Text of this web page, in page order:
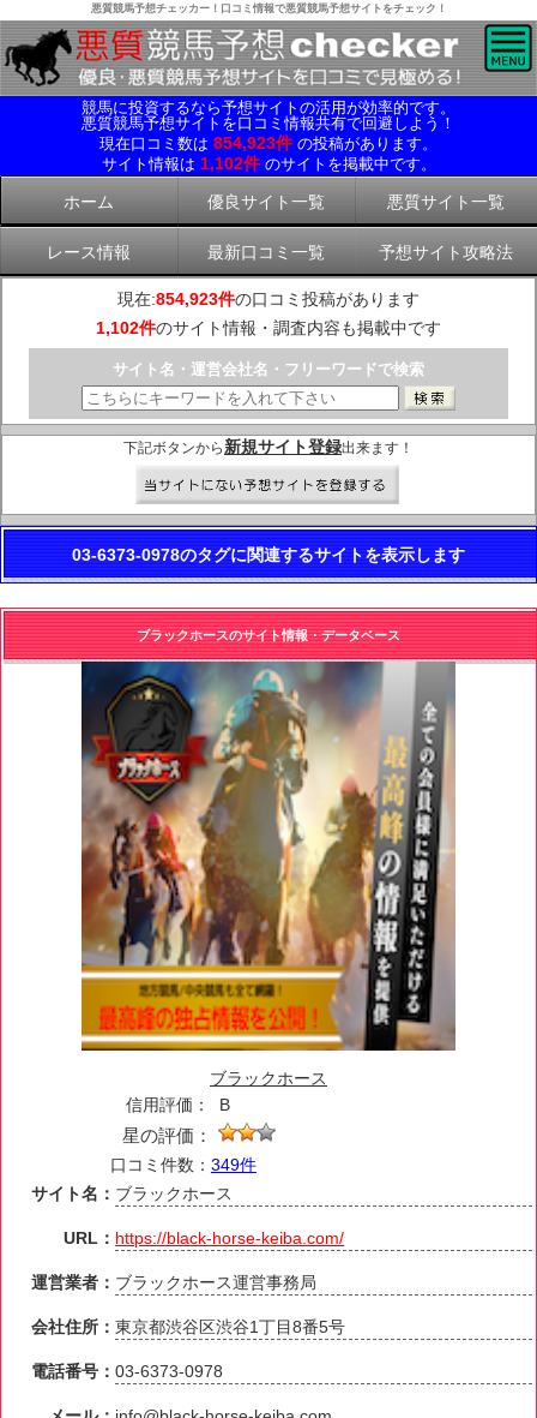
悪質競馬予想チェッカー！口コミ情報で悪質競馬予想サイトをチェック！
競馬に投資するなら予想サイトの活用が効率的です。
悪質競馬予想サイトを口コミ情報共有で回避しよう！
現在口コミ数は 854,923件 の投稿があります。
サイト情報は 1,102件 のサイトを掲載中です。
ホーム 優良サイト一覧 悪質サイト一覧
レース情報 最新口コミ一覧 予想サイト攻略法
現在:854,923件の口コミ投稿があります
1,102件のサイト情報・調査内容も掲載中です
サイト名・運営会社名・フリーワードで検索
下記ボタンから 新規サイト登録出来ます！
03-6373-0978のタグに関連するサイトを表示します
ブラックホースのサイト情報・データベース
ブラックホース
信用評価：
B
星の評価：
口コミ件数： 349件
サイト名： ブラックホース
URL： https://black-horse-keiba.com/
運営業者： ブラックホース運営事務局
会社住所：東京都渋谷区渋谷1丁目8番5号
電話番号：03-6373-0978